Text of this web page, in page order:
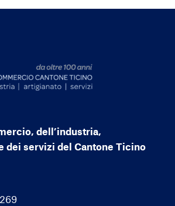
dell’industria,
dei servizi del Cantone Ticino